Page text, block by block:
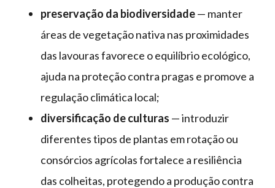
preservação da biodiversidade— manter
áreas de vegetação nativa nas proximidades
das lavouras favorece o equilíbrio ecológico,
ajuda na proteção contra pragas e promove a
regulação climática local;
diversificação de culturas — introduzir
diferentes tipos de plantas em rotação ou
consórcios agrícolas fortalece a resiliência
das colheitas, protegendo a produção contra